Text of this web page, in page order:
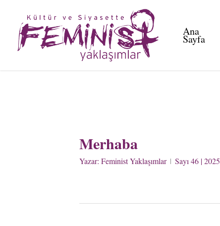
content
Ana
Sayfa
Merhaba
Yazar:Feminist Yaklaşımlar Sayı 46 | 2025